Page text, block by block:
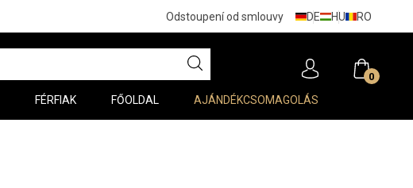
Odstoupení od smlouvy DE HU RO
0
FÉRFIAK FŐOLDAL AJÁNDÉKCSOMAGOLÁS